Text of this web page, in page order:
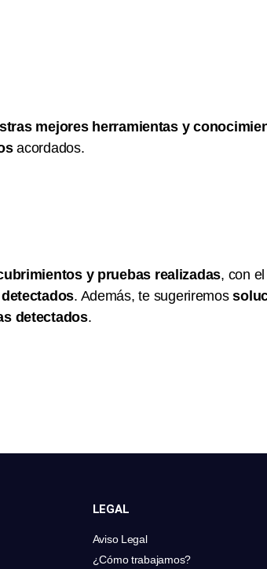
mejores herramientas y
acordados.
y pruebas realizadas, con
. Además, te sugeriremos
detectados.
LEGAL
Aviso Legal
¿Cómo trabajamos?